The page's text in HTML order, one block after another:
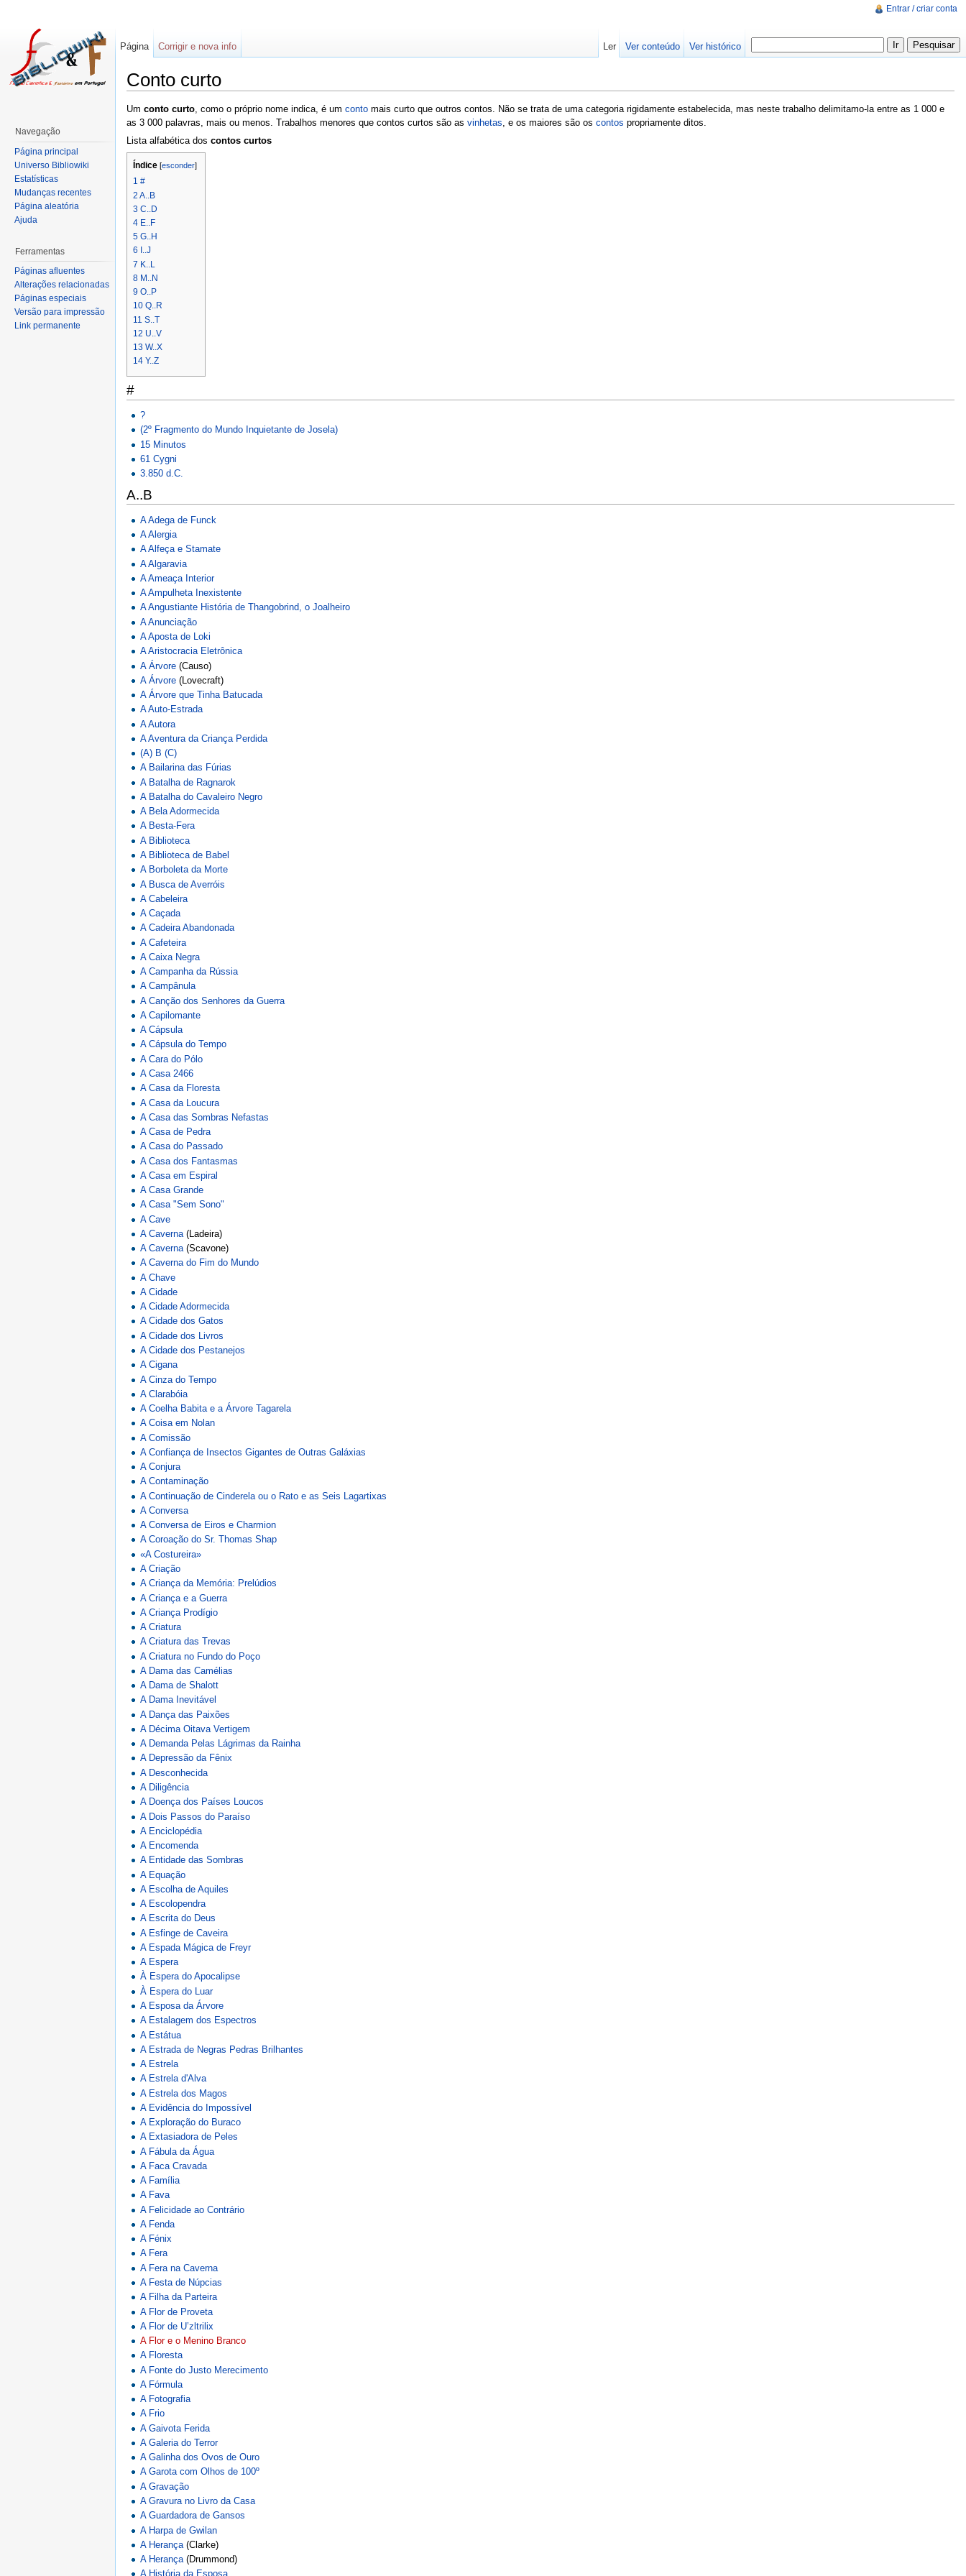
Conto curto
Um conto curto, como o próprio nome indica, é um conto mais curto que outros contos. Não se trata de uma categoria rigidamente estabelecida, mas neste trabalho delimitamo-la entre as 1 000 e
as 3 000 palavras, mais ou menos. Trabalhos menores que contos curtos são as vinhetas, e os maiores são os contos propriamente ditos.
Lista alfabética dos contos curtos
Índice [esconder]
1 #
2 A..B
3 C..D
4 E..F
5 G..H
6 I..J
7 K..L
8 M..N
9 O..P
10 Q..R
11 S..T
12 U..V
13 W..X
14 Y..Z
#
?
(2º Fragmento do Mundo Inquietante de Josela)
15 Minutos
61 Cygni
3.850 d.C.
A..B
A Adega de Funck
A Alergia
A Alfeça e Stamate
A Algaravia
A Ameaça Interior
A Ampulheta Inexistente
A Angustiante História de Thangobrind, o Joalheiro
A Anunciação
A Aposta de Loki
A Aristocracia Eletrônica
A Árvore (Causo)
A Árvore (Lovecraft)
A Árvore que Tinha Batucada
A Auto-Estrada
A Autora
A Aventura da Criança Perdida
(A) B (C)
A Bailarina das Fúrias
A Batalha de Ragnarok
A Batalha do Cavaleiro Negro
A Bela Adormecida
A Besta-Fera
A Biblioteca
A Biblioteca de Babel
A Borboleta da Morte
A Busca de Averróis
A Cabeleira
A Caçada
A Cadeira Abandonada
A Cafeteira
A Caixa Negra
A Campanha da Rússia
A Campânula
A Canção dos Senhores da Guerra
A Capilomante
A Cápsula
A Cápsula do Tempo
A Cara do Pólo
A Casa 2466
A Casa da Floresta
A Casa da Loucura
A Casa das Sombras Nefastas
A Casa de Pedra
A Casa do Passado
A Casa dos Fantasmas
A Casa em Espiral
A Casa Grande
A Casa "Sem Sono"
A Cave
A Caverna (Ladeira)
A Caverna(Scavone)
A Caverna do Fim do Mundo
A Chave
A Cidade
A Cidade Adormecida
A Cidade dos Gatos
A Cidade dos Livros
A Cidade dos Pestanejos
A Cigana
A Cinza do Tempo
A Clarabóia
A Coelha Babita e a Árvore Tagarela
A Coisa em Nolan
A Comissão
A Confiança de Insectos Gigantes de Outras Galáxias
A Conjura
A Contaminação
A Continuação de Cinderela ou o Rato e as Seis Lagartixas
A Conversa
A Conversa de Eiros e Charmion
A Coroação do Sr. Thomas Shap
«A Costureira»
A Criação
A Criança da Memória: Prelúdios
A Criança e a Guerra
A Criança Prodígio
A Criatura
A Criatura das Trevas
A Criatura no Fundo do Poço
A Dama das Camélias
A Dama de Shalott
A Dama Inevitável
A Dança das Paixões
A Décima Oitava Vertigem
A Demanda Pelas Lágrimas da Rainha
A Depressão da Fênix
A Desconhecida
A Diligência
A Doença dos Países Loucos
A Dois Passos do Paraíso
A Enciclopédia
A Encomenda
A Entidade das Sombras
A Equação
A Escolha de Aquiles
A Escolopendra
A Escrita do Deus
A Esfinge de Caveira
A Espada Mágica de Freyr
A Espera
À Espera do Apocalipse
À Espera do Luar
A Esposa da Árvore
A Estalagem dos Espectros
A Estátua
A Estrada de Negras Pedras Brilhantes
A Estrela
A Estrela d'Alva
A Estrela dos Magos
A Evidência do Impossível
A Exploração do Buraco
A Extasiadora de Peles
A Fábula da Água
A Faca Cravada
A Família
A Fava
A Felicidade ao Contrário
A Fenda
A Fénix
A Fera
A Fera na Caverna
A Festa de Núpcias
A Filha da Parteira
A Flor de Proveta
A Flor de U’zltrilix
A Flor e o Menino Branco
A Floresta
A Fonte do Justo Merecimento
A Fórmula
A Fotografia
A Frio
A Gaivota Ferida
A Galeria do Terror
A Galinha dos Ovos de Ouro
A Garota com Olhos de 100º
A Gravação
A Gravura no Livro da Casa
A Guardadora de Gansos
A Harpa de Gwilan
A Herança (Clarke)
A Herança(Drummond)
A História da Esposa
Entrar / criar conta
Página Corrigir e nova info Ler Ver conteúdo Ver histórico
Navegação
Página principal
Universo Bibliowiki
Estatísticas
Mudanças recentes
Página aleatória
Ajuda
Ferramentas
Páginas afluentes
Alterações relacionadas
Páginas especiais
Versão para impressão
Link permanente